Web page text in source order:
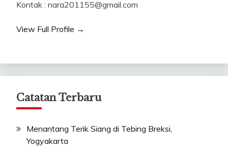
Kontak : nara201155@gmail.com
View Full Profile →
Catatan Terbaru
Menantang Terik Siang di Tebing Breksi,
Yogyakarta